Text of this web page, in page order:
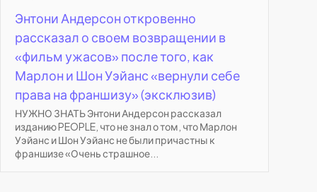
Энтони Андерсон откровенно
рассказал о своем возвращении в
«фильм ужасов» после того, как
Марлон и Шон Уэйанс «вернули себе
права на франшизу» (эксклюзив)
НУЖНО ЗНАТЬ Энтони Андерсон рассказал
изданию PEOPLE, что не знал о том, что Марлон
Уэйанс и Шон Уэйанс не были причастны к
франшизе «Очень страшное...